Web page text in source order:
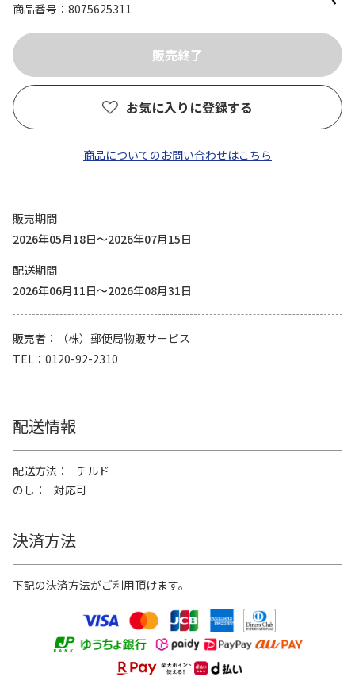
商品番号
8075625311
お気に入りに登録する
商品についてのお問い合わせはこちら
販売期間
2026年05月18日～2026年07月15日
配送期間
2026年06月11日～2026年08月31日
販売者
（株）郵便局物販サービス
TEL
0120-92-2310
配送情報
配送方法
チルド
のし
対応可
決済方法
下記の決済方法がご利用頂けます。